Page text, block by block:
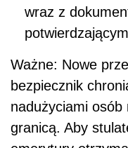
wraz z
Ważne: Nowe
bezpiecznik
nadużyciami osób
granicą. Aby